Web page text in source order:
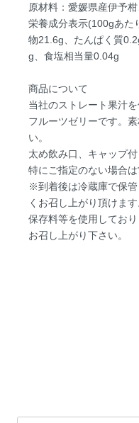
原材料：愛媛県産伊予
栄養成分表示(100gあた
物21.6g、たんぱく質
g、食塩相当量0.04g
商品について
当社のストレート果汁
フルーツゼリーです。
い。
太め飲み口、キャップ付
特にご指定のない場合
※到着後は冷蔵庫で保
くお召し上がり頂けます
保存料等を使用してお
お召し上がり下さい。